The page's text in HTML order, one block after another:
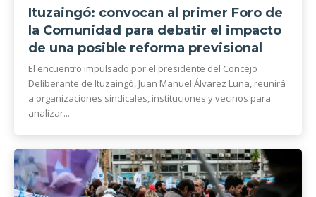
Ituzaingó: convocan al primer Foro de
la Comunidad para debatir el impacto
de una posible reforma previsional
El encuentro impulsado por el presidente del Concejo
Deliberante de Ituzaingó, Juan Manuel Álvarez Luna, reunirá
a organizaciones sindicales, instituciones y vecinos para
analizar...